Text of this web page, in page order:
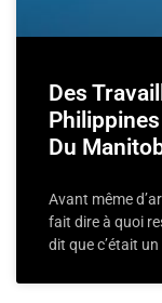
Des
Du
Avant même
fait dire à quoi
dit que c’était